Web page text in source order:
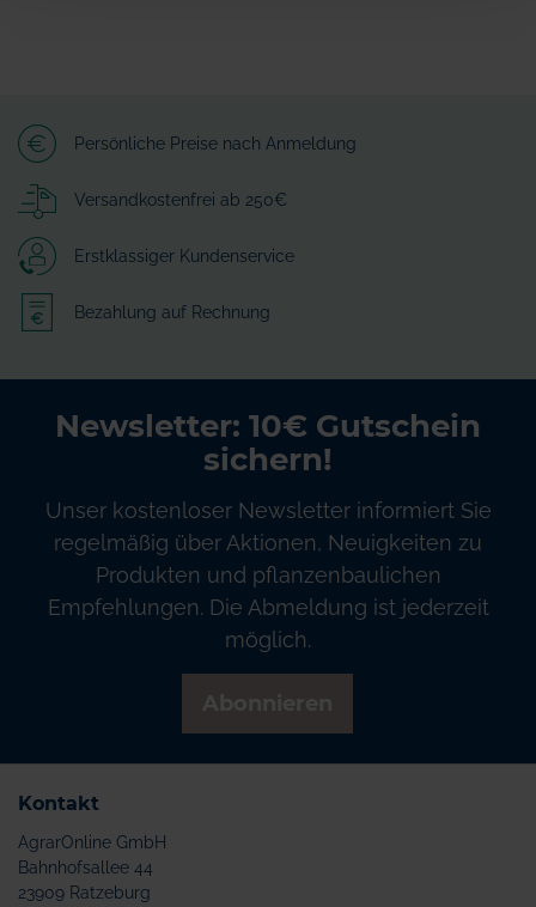
Persönliche Preise nach Anmeldung
Versandkostenfrei ab 250€
Erstklassiger Kundenservice
Bezahlung auf Rechnung
Newsletter: 10€ Gutschein
sichern!
Unser kostenloser Newsletter informiert Sie
regelmäßig über Aktionen, Neuigkeiten zu
Produkten und pflanzenbaulichen
Empfehlungen. Die Abmeldung ist jederzeit
möglich.
Kontakt
AgrarOnline GmbH
Bahnhofsallee 44
23909 Ratzeburg